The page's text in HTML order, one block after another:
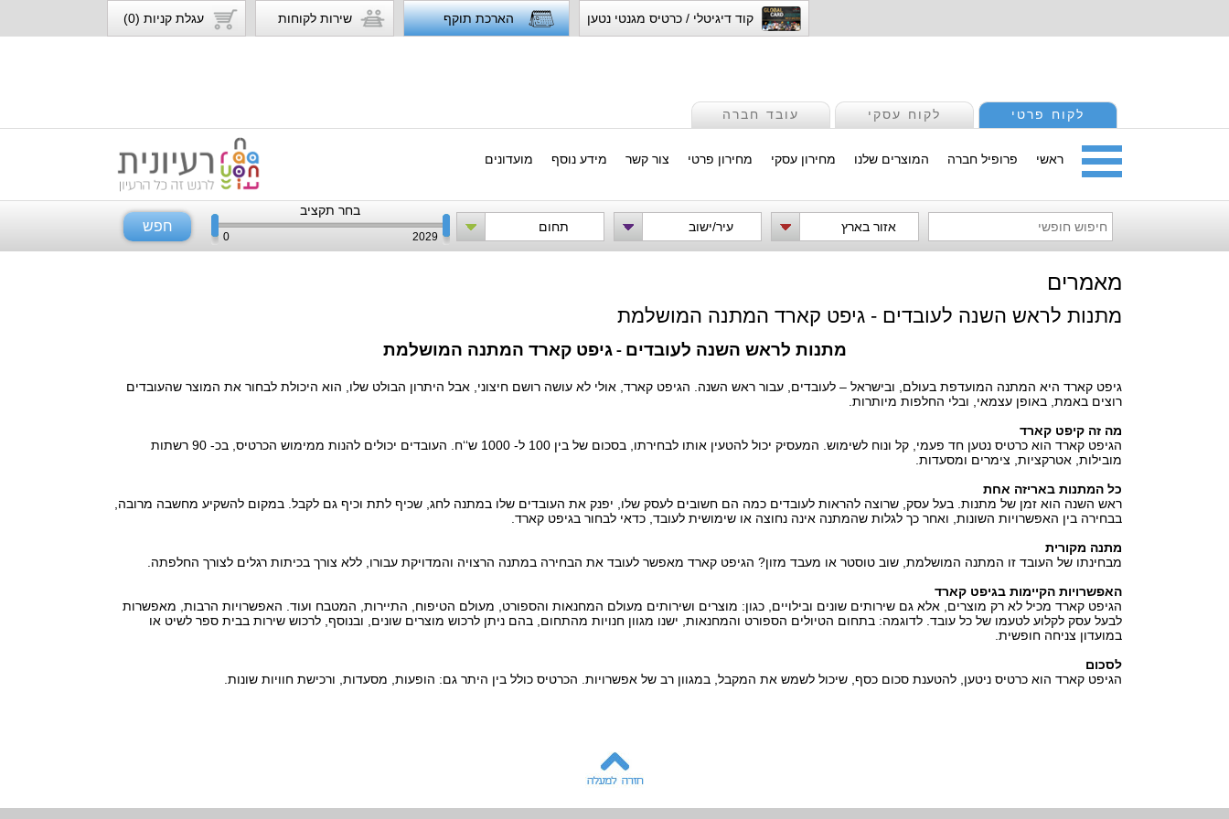
קוד דיגיטלי / כרטיס מגנטי נטען הארכת תוקף שירות לקוחות עגלת קניות (0)
לקוח פרטי לקוח עסקי עובד חברה
ראשי פרופיל חברה המוצרים שלנו מחירון עסקי מחירון פרטי צור קשר מידע נוסף מועדונים
אזור בארץ עיר/ישוב תחום
בחר תקציב
0 2029
חפש
מאמרים
מתנות לראש השנה לעובדים - גיפט קארד המתנה המושלמת
מתנות לראש השנה לעובדים -גיפט קארד המתנה המושלמת
גיפט קארד היא המתנה המועדפת בעולם, ובישראל – לעובדים, עבור ראש השנה. הגיפט קארד, אולי לא עושה רושם חיצוני, אבל היתרון הבולט שלו, הוא היכולת לבחור את המוצר שהעובדים
רוצים באמת, באופן עצמאי, ובלי החלפות מיותרות.
מה זה קיפט קארד
הגיפט קארד הוא כרטיס נטען חד פעמי, קל ונוח לשימוש. המעסיק יכול להטעין אותו לבחירתו, בסכום של בין 100 ל- 1000 ש‘‘ח. העובדים יכולים להנות ממימוש הכרטיס, בכ- 90 רשתות
מובילות, אטרקציות, צימרים ומסעדות.
כל המתנות באריזה אחת
ראש השנה הוא זמן של מתנות. בעל עסק, שרוצה להראות לעובדים כמה הם חשובים לעסק שלו, יפנק את העובדים שלו במתנה לחג, שכיף לתת וכיף גם לקבל. במקום להשקיע מחשבה מרובה,
בבחירה בין האפשרויות השונות, ואחר כך לגלות שהמתנה אינה נחוצה או שימושית לעובד, כדאי לבחור בגיפט קארד.
מתנה מקורית
מבחינתו של העובד זו המתנה המושלמת, שוב טוסטר או מעבד מזון? הגיפט קארד מאפשר לעובד את הבחירה במתנה הרצויה והמדויקת עבורו, ללא צורך בכיתות רגלים לצורך החלפתה.
האפשרויות הקיימות בגיפט קארד
הגיפט קארד מכיל לא רק מוצרים, אלא גם שירותים שונים ובילויים, כגון: מוצרים ושירותים מעולם המחנאות והספורט, מעולם הטיפוח, התיירות, המטבח ועוד. האפשרויות הרבות, מאפשרות
לבעל עסק לקלוע לטעמו של כל עובד. לדוגמה: בתחום הטיולים הספורט והמחנאות, ישנו מגוון חנויות מהתחום, בהם ניתן לרכוש מוצרים שונים, ובנוסף, לרכוש שירות בבית ספר לשיט או
במועדון צניחה חופשית.
לסכום
הגיפט קארד הוא כרטיס ניטען, להטענת סכום כסף, שיכול לשמש את המקבל, במגוון רב של אפשרויות. הכרטיס כולל בין היתר גם: הופעות, מסעדות, ורכישת חוויות שונות.